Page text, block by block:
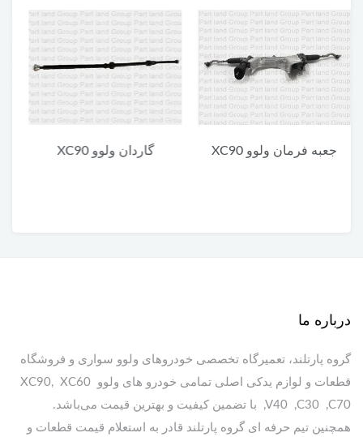
گاردان ولوو XC90
یونیت پایین چراغ جلو ولوو
درباره ما
گروه پارتلند، تعمیرگاه تخصصی خودروهای ولوو سواری و فروشگاه
قطعات و لوازم یدکی اصلی تمامی خودرو های ولوو XC90, XC60
,V40 ,C30 ,C70 با تضمین کیفیت و بهترین قیمت می‌باشد.
همچنین تیم حرفه ای گروه پارتلند قادر به استعلام قیمت قطعات و